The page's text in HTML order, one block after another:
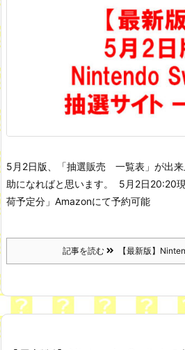
しての時間をひたすら愛し合う。
Powered by livedoor 相互RSS
5月2日版、「抽選販売 一覧表」が出
助になればと思います。
5月2日20:20
荷予定分」Amazonにて予約可能
記事を読む 【最新版】